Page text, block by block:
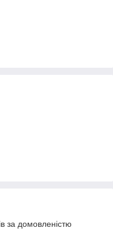
за домовленістю